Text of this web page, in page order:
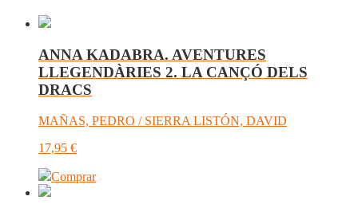
ANNA KADABRA. AVENTURES
LLEGENDÀRIES 2. LA CANÇÓ DELS
DRACS
MAÑAS, PEDRO / SIERRA LISTÓN, DAVID
17,95 €
Comprar